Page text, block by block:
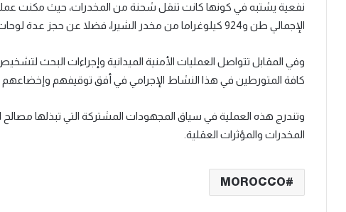
الإجمالي طن و924 كيلوغراما من مخدر الشيرا، فضلا عن حجز عدة لوحات ترقيم مزورة.
وفي المقابل تتواصل العمليات الأمنية الميدانية وإجراءات البحث
كافة المتورطين في هذا النشاط الإجرامي في أفق توقيفهم وإخضاعهم
وتندرج هذه العملية في سياق المجهودات المشتركة التي تبذلها
المخدرات والمؤثرات العقلية.
MOROCCO